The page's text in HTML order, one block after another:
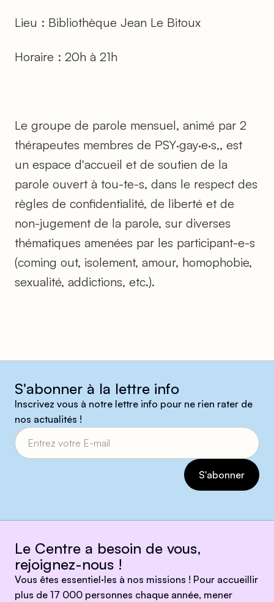
Lieu : Bibliothèque Jean Le Bitoux
Horaire : 20h à 21h
Le groupe de parole mensuel, animé par 2
thérapeutes membres de PSY·gay·e·s,, est
un espace d'accueil et de soutien de la
parole ouvert à tou-te-s, dans le respect des
règles de confidentialité, de liberté et de
non-jugement de la parole, sur diverses
thématiques amenées par les participant-e-s
(coming out, isolement, amour, homophobie,
sexualité, addictions, etc.).
S'abonner à la lettre info
Inscrivez vous à notre lettre info pour ne rien rater de
nos actualités !
Le Centre a besoin de vous,
rejoignez-nous !
Vous êtes essentiel·les à nos missions ! Pour accueillir
plus de 17 000 personnes chaque année, mener